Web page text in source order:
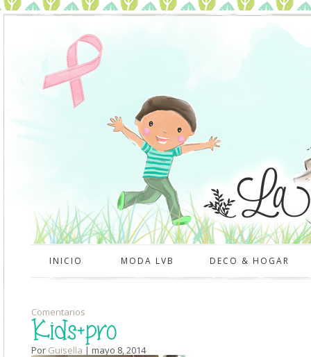
INICIO MODA LVB DECO & HOGAR
Comentarios
Kids+pro
Por Guisella | mayo 8, 2014